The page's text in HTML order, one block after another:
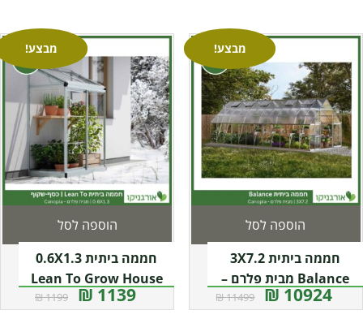
מבצע!
חממה ביתית 3X7.2
Balance מבית פלרם –
Canopia
10924 ₪
11499 ₪
הוספה לסל
מבצע!
חממה ביתית 0.6X1.3
Lean To Grow House
שקופה מבית פלרם –
1139 ₪
1199 ₪
הוספה לסל